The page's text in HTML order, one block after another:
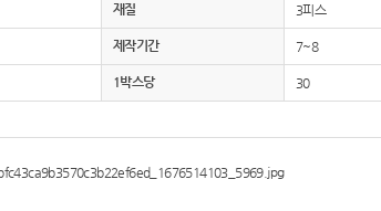
재질 3피스
제작기간 7~8
1박스당 30